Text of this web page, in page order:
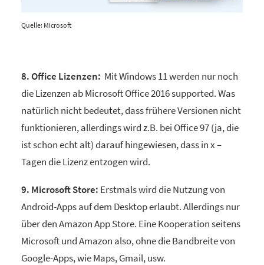
Quelle: Microsoft
8. Office Lizenzen: Mit Windows 11 werden nur noch
die Lizenzen ab Microsoft Office 2016 supported. Was
natürlich nicht bedeutet, dass frühere Versionen nicht
funktionieren, allerdings wird z.B. bei Office 97 (ja, die
ist schon echt alt) darauf hingewiesen, dass in x –
Tagen die Lizenz entzogen wird.
9. Microsoft Store: Erstmals wird die Nutzung von
Android-Apps auf dem Desktop erlaubt. Allerdings nur
über den Amazon App Store. Eine Kooperation seitens
Microsoft und Amazon also, ohne die Bandbreite von
Google-Apps, wie Maps, Gmail, usw.